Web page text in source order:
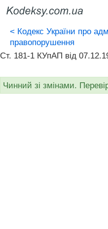
< Кодекс України про
правопорушення
Ст. 181-1 КУпАП вiд
Чинний зі змінами.